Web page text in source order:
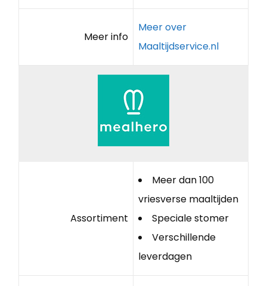
Meer info
Meer over
Maaltijdservice.nl
Assortiment
Meer dan 100
vriesverse maaltijden
Speciale stomer
Verschillende
leverdagen